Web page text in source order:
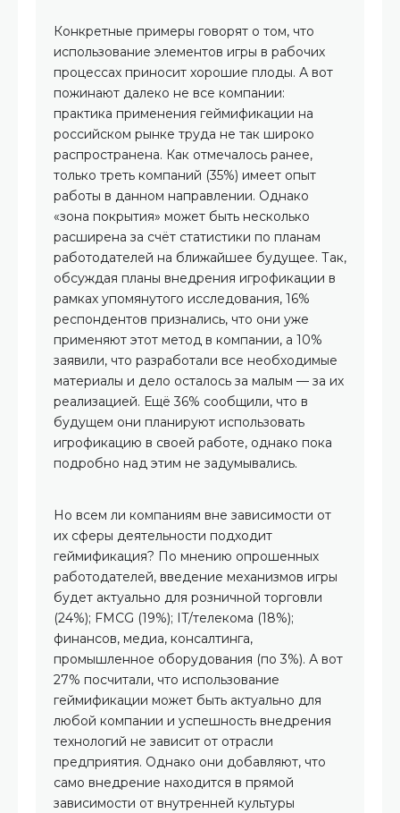
Конкретные примеры говорят о том, что
использование элементов игры в рабочих
процессах приносит хорошие плоды. А вот
пожинают далеко не все компании:
практика применения геймификации на
российском рынке труда не так широко
распространена. Как отмечалось ранее,
только треть компаний (35%) имеет опыт
работы в данном направлении. Однако
«зона покрытия» может быть несколько
расширена за счёт статистики по планам
работодателей на ближайшее будущее. Так,
обсуждая планы внедрения игрофикации в
рамках упомянутого исследования, 16%
респондентов признались, что они уже
применяют этот метод в компании, а 10%
заявили, что разработали все необходимые
материалы и дело осталось за малым — за их
реализацией. Ещё 36% сообщили, что в
будущем они планируют использовать
игрофикацию в своей работе, однако пока
подробно над этим не задумывались.
Но всем ли компаниям вне зависимости от
их сферы деятельности подходит
геймификация? По мнению опрошенных
работодателей, введение механизмов игры
будет актуально для розничной торговли
(24%); FMCG (19%); IT/телекома (18%);
финансов, медиа, консалтинга,
промышленное оборудования (по 3%). А вот
27% посчитали, что использование
геймификации может быть актуально для
любой компании и успешность внедрения
технологий не зависит от отрасли
предприятия. Однако они добавляют, что
само внедрение находится в прямой
зависимости от внутренней культуры